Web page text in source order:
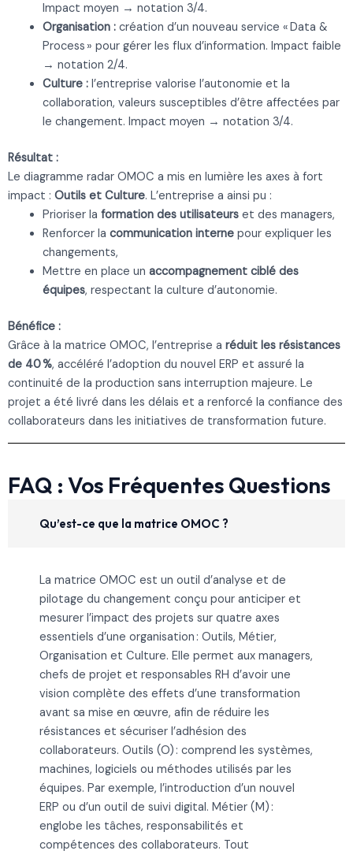
Impact moyen → notation 3/4.
Organisation :création d’un nouveau service « Data &
Process » pour gérer les flux d’information. Impact faible
→ notation 2/4.
Culture :l’entreprise valorise l’autonomie et la
collaboration, valeurs susceptibles d’être affectées par
le changement. Impact moyen → notation 3/4.
Résultat :
Le diagramme radar OMOC a mis en lumière les axes à fort
impact : Outils et Culture. L’entreprise a ainsi pu :
Prioriser la formation des utilisateurset des managers,
Renforcer la communication internepour expliquer les
changements,
Mettre en place un accompagnement ciblé des
équipes, respectant la culture d’autonomie.
Bénéfice :
Grâce à la matrice OMOC, l’entreprise a réduit les résistances
de 40 %, accéléré l’adoption du nouvel ERP et assuré la
continuité de la production sans interruption majeure. Le
projet a été livré dans les délais et a renforcé la confiance des
collaborateurs dans les initiatives de transformation future.
FAQ : Vos Fréquentes Questions
Qu’est-ce que la matrice OMOC ?
La matrice OMOC est un outil d’analyse et de
pilotage du changement conçu pour anticiper et
mesurer l’impact des projets sur quatre axes
essentiels d’une organisation : Outils, Métier,
Organisation et Culture. Elle permet aux managers,
chefs de projet et responsables RH d’avoir une
vision complète des effets d’une transformation
avant sa mise en œuvre, afin de réduire les
résistances et sécuriser l’adhésion des
collaborateurs. Outils (O) : comprend les systèmes,
machines, logiciels ou méthodes utilisés par les
équipes. Par exemple, l’introduction d’un nouvel
ERP ou d’un outil de suivi digital. Métier (M) :
englobe les tâches, responsabilités et
compétences des collaborateurs. Tout